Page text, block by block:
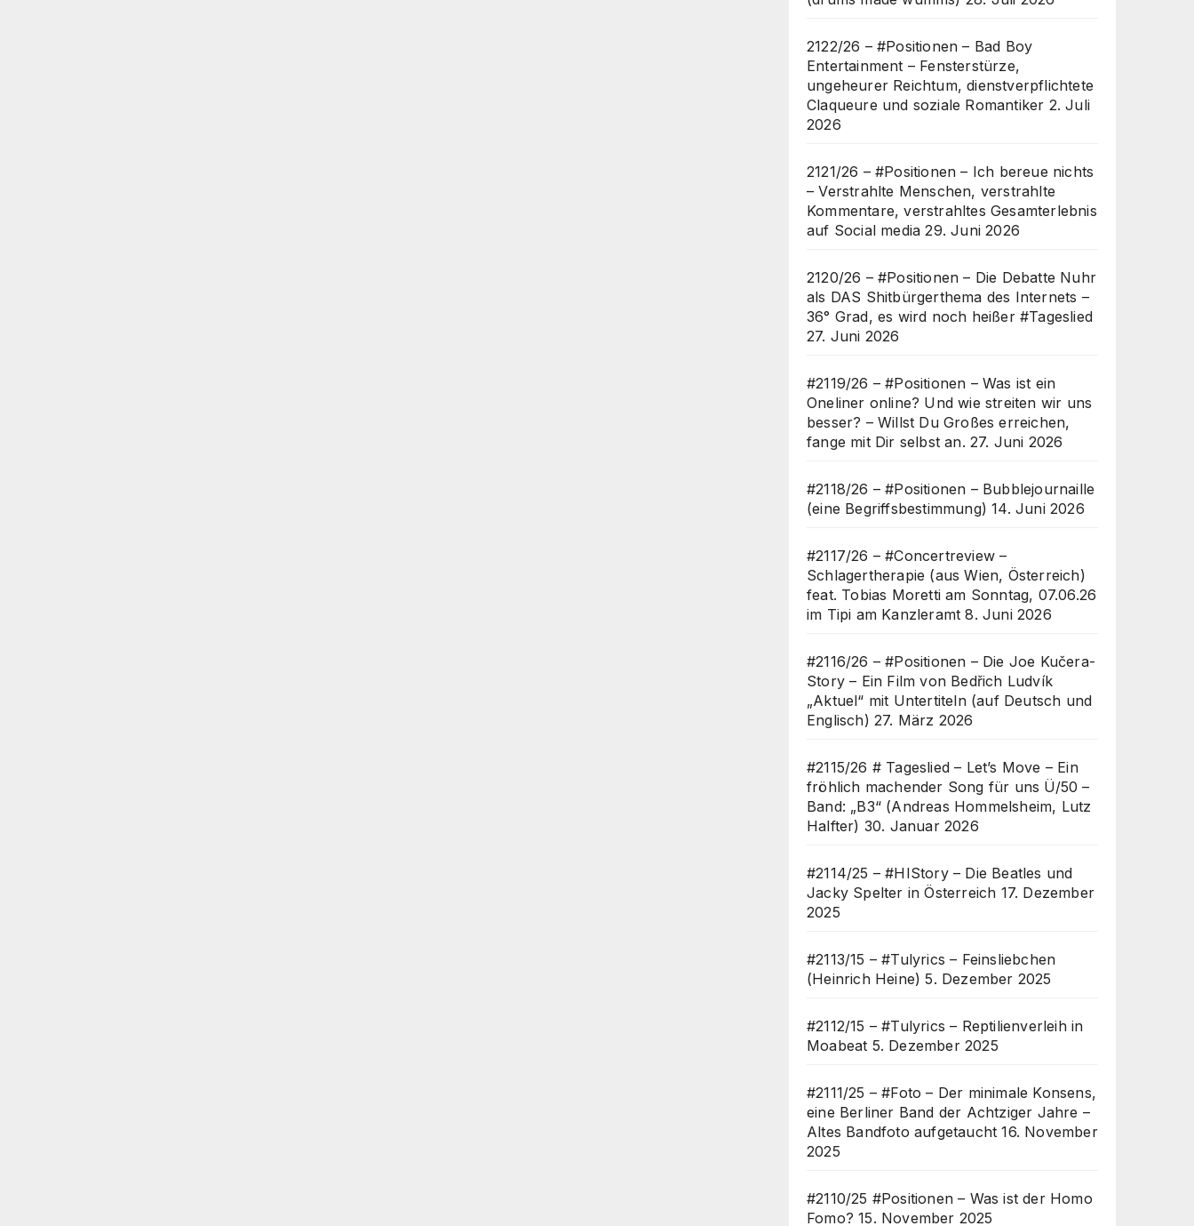
2122/26 – #Positionen – Bad Boy
Entertainment – Fensterstürze,
ungeheurer Reichtum, dienstverpflichtete
Claqueure und soziale Romantiker 2. Juli
2026
2121/26 – #Positionen – Ich bereue nichts
– Verstrahlte Menschen, verstrahlte
Kommentare, verstrahltes Gesamterlebnis
auf Social media 29. Juni 2026
2120/26 – #Positionen – Die Debatte Nuhr
als DAS Shitbürgerthema des Internets –
36° Grad, es wird noch heißer #Tageslied
27. Juni 2026
#2119/26 – #Positionen – Was ist ein
Oneliner online? Und wie streiten wir uns
besser? – Willst Du Großes erreichen,
fange mit Dir selbst an. 27. Juni 2026
#2118/26 – #Positionen – Bubblejournaille
(eine Begriffsbestimmung) 14. Juni 2026
#2117/26 – #Concertreview –
Schlagertherapie (aus Wien, Österreich)
feat. Tobias Moretti am Sonntag, 07.06.26
im Tipi am Kanzleramt 8. Juni 2026
#2116/26 – #Positionen – Die Joe Kučera-
Story – Ein Film von Bedřich Ludvík
„Aktuel“ mit Untertiteln (auf Deutsch und
Englisch) 27. März 2026
#2115/26 # Tageslied – Let’s Move – Ein
fröhlich machender Song für uns Ü/50 –
Band: „B3“ (Andreas Hommelsheim, Lutz
Halfter) 30. Januar 2026
#2114/25 – #HIStory – Die Beatles und
Jacky Spelter in Österreich 17. Dezember
2025
#2113/15 – #Tulyrics – Feinsliebchen
(Heinrich Heine) 5. Dezember 2025
#2112/15 – #Tulyrics – Reptilienverleih in
Moabeat 5. Dezember 2025
#2111/25 – #Foto – Der minimale Konsens,
eine Berliner Band der Achtziger Jahre –
Altes Bandfoto aufgetaucht 16. November
2025
#2110/25 #Positionen – Was ist der Homo
Fomo? 15. November 2025